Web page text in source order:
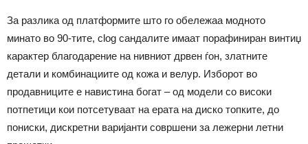
За разлика од платформите што го обележаа модното
минато во 90-тите, clog сандалите имаат порафиниран винтиџ
карактер благодарение на нивниот дрвен ѓон, златните
детали и комбинациите од кожа и велур. Изборот во
продавниците е навистина богат – од модели со високи
потпетици кои потсетуваат на ерата на диско топките, до
пониски, дискретни варијанти совршени за лежерни летни